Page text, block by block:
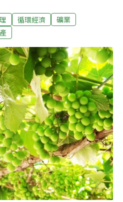
過去一個月跌幅超過20%。中
召開，鋼鐵重鎮河北省為降低
廠，已經遭到關閉。國投安信
曹穎指出，如果受到限制的28
減少約4567萬噸粗鋼產量。這
6%。
循環經濟
礦業